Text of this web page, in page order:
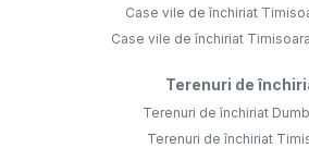
Case vile de închiriat
Case vile de închiriat
Terenuri de
Terenuri de închiriat
Terenuri de închiriat